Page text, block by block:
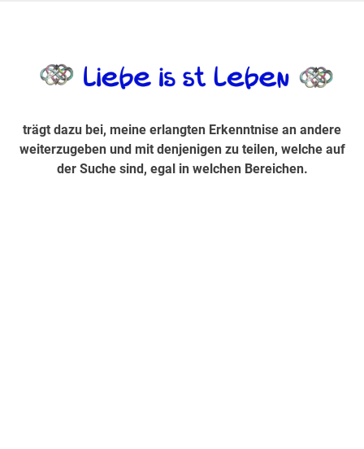
Suche sind, egal in welchen Bereichen.
trägt dazu bei, meine erlangten Erkenntnise an andere
weiterzugeben und mit denjenigen zu teilen, welche auf
der Suche sind, egal in welchen Bereichen.